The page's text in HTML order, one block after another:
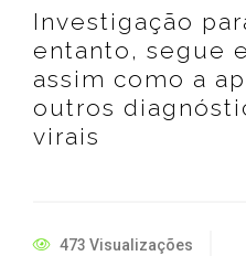
Investigação
entanto, segue
assim como a
outros
virais
473 Visualizações